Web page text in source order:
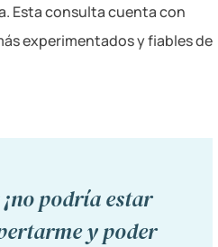
Esta consulta cuenta con
experimentados y fiables de
¡no podría estar
y poder